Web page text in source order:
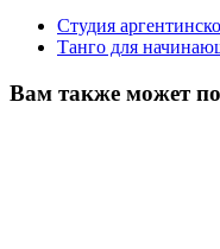
Студия
Танго для
Вам также может